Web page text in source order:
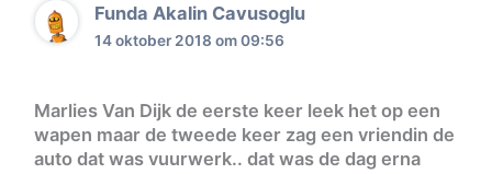
Funda Akalin Cavusoglu
14 oktober 2018 om 09:56
Marlies Van Dijk de eerste keer leek het op een
wapen maar de tweede keer zag een vriendin de
auto dat was vuurwerk.. dat was de dag erna